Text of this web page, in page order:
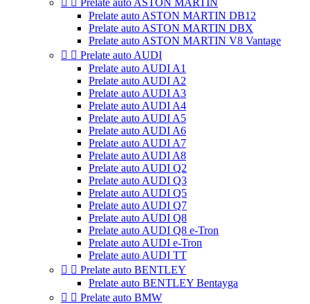
  Prelate auto ASTON MARTIN
Prelate auto ASTON MARTIN DB12
Prelate auto ASTON MARTIN DBX
Prelate auto ASTON MARTIN V8 Vantage
  Prelate auto AUDI
Prelate auto AUDI A1
Prelate auto AUDI A2
Prelate auto AUDI A3
Prelate auto AUDI A4
Prelate auto AUDI A5
Prelate auto AUDI A6
Prelate auto AUDI A7
Prelate auto AUDI A8
Prelate auto AUDI Q2
Prelate auto AUDI Q3
Prelate auto AUDI Q5
Prelate auto AUDI Q7
Prelate auto AUDI Q8
Prelate auto AUDI Q8 e-Tron
Prelate auto AUDI e-Tron
Prelate auto AUDI TT
  Prelate auto BENTLEY
Prelate auto BENTLEY Bentayga
  Prelate auto BMW